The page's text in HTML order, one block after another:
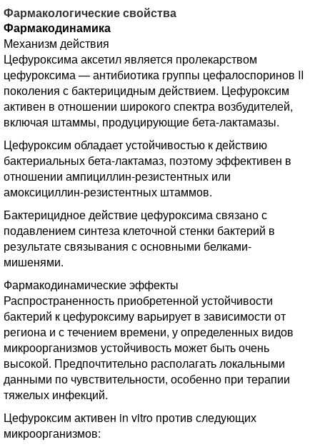
Фармакологические свойства
Фармакодинамика
Механизм действия
Цефуроксима аксетил является пролекарством
цефуроксима — антибиотика группы цефалоспоринов II
поколения с бактерицидным действием. Цефуроксим
активен в отношении широкого спектра возбудителей,
включая штаммы, продуцирующие бета-лактамазы.
Цефуроксим обладает устойчивостью к действию
бактериальных бета-лактамаз, поэтому эффективен в
отношении ампициллин-резистентных или
амоксициллин-резистентных штаммов.
Бактерицидное действие цефуроксима связано с
подавлением синтеза клеточной стенки бактерий в
результате связывания с основными белками-
мишенями.
Фармакодинамические эффекты
Распространенность приобретенной устойчивости
бактерий к цефуроксиму варьирует в зависимости от
региона и с течением времени, у определенных видов
микроорганизмов устойчивость может быть очень
высокой. Предпочтительно располагать локальными
данными по чувствительности, особенно при терапии
тяжелых инфекций.
Цефуроксим активен in vitro против следующих
микроорганизмов: